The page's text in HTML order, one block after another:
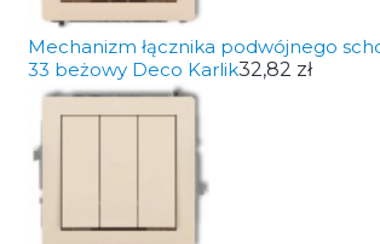
Mechanizm łącznika podwójnego
33 beżowy Deco Karlik32,82 zł